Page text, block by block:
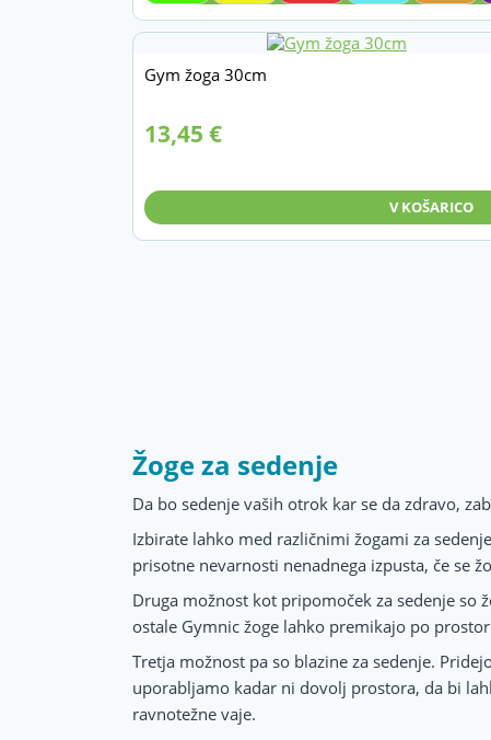
Gym žoga 30cm
13,45 €
V KOŠARICO
Žoge za sedenje
Da bo sedenje vaših otrok kar se da zdravo,
Izbirate lahko med različnimi žogami za
prisotne nevarnosti nenadnega izpusta, če se
Druga možnost kot pripomoček za sedenje so
ostale Gymnic žoge lahko premikajo po
Tretja možnost pa so blazine za sedenje.
uporabljamo kadar ni dovolj prostora, da bi
ravnotežne vaje.